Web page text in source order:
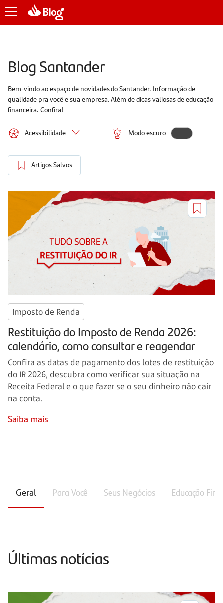
Blog Santander
Bem-vindo ao espaço de novidades do Santander. Informação de
qualidade pra você e sua empresa. Além de dicas valiosas de educação
financeira. Confira!
Acessibilidade Modo escuro
Artigos Salvos
Imposto de Renda
Restituição do Imposto de Renda 2026:
calendário, como consultar e reagendar
Confira as datas de pagamento dos lotes de restituição
do IR 2026, descubra como verificar sua situação na
Receita Federal e o que fazer se o seu dinheiro não cair
na conta.
Saiba mais
Geral Para Você Seus Negócios Educação
Últimas notícias